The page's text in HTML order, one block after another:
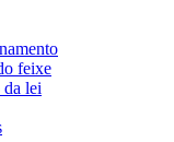
feixe
da lei